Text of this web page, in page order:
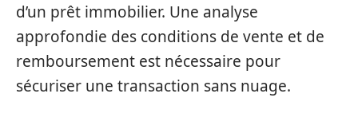
d’un prêt immobilier. Une analyse
approfondie des conditions de vente et de
remboursement est nécessaire pour
sécuriser une transaction sans nuage.